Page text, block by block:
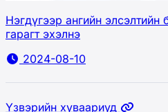
Нэгдүгээр ангийн элсэлтийн
гарагт эхэлнэ
2024-08-10
Үзвэрийн хуваариуд